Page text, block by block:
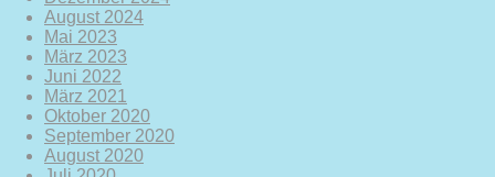
August 2024
Mai 2023
März 2023
Juni 2022
März 2021
Oktober 2020
September 2020
August 2020